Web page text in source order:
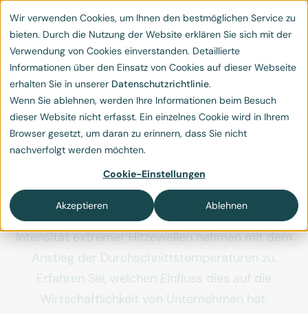
Wir verwenden Cookies, um Ihnen den bestmöglichen Service zu
bieten. Durch die Nutzung der Website erklären Sie sich mit der
Verwendung von Cookies einverstanden. Detaillierte
Informationen über den Einsatz von Cookies auf dieser Webseite
erhalten Sie in unserer Datenschutzrichtlinie.
Wenn Sie ablehnen, werden Ihre Informationen beim Besuch
dieser Website nicht erfasst. Ein einzelnes Cookie wird in Ihrem
Browser gesetzt, um daran zu erinnern, dass Sie nicht
nachverfolgt werden möchten.
Cookie-Einstellungen
Akzeptieren Ablehnen
Was kostet die Hitzewelle
Ihr Unternehmen?
Heutzutage gehören Hitzewellen zu den grössten
physikalischen Klimarisiken, denen Unternehmen in
Europa ausgesetzt sind. Die Häufigkeit, Dauer und
Intensität extremer Hitzewellen nehmen mit dem
Anstieg der Durchschnittstemperaturen zu.
Erfahren Sie, welchen Einfluss dies auf die
Wirtschaftlichkeit von Unternehmen hat.